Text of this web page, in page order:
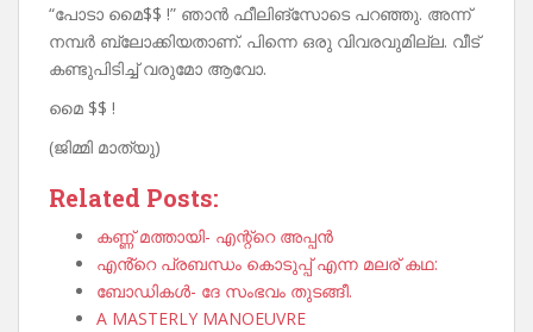
“പോടാ മൈ$$ !” ഞാൻ ഫീലിങ്‌സോടെ പറഞ്ഞു. അന്ന്
നമ്പർ ബ്ലോക്കിയതാണ്. പിന്നെ ഒരു വിവരവുമില്ല. വീട്
കണ്ടുപിടിച്ച് വരുമോ ആവോ.
മൈ $$ !
(ജിമ്മി മാത്യു)
Related Posts:
കണ്ണ് മത്തായി- എന്റ്റെ അപ്പൻ
എൻ്റെ പ്രബന്ധം കൊടുപ്പ് എന്ന മലര് കഥ:
ബോഡികൾ- ദേ സംഭവം തുടങ്ങീ.
A MASTERLY MANOEUVRE